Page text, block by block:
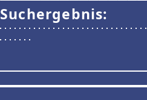
Suchergebnis: